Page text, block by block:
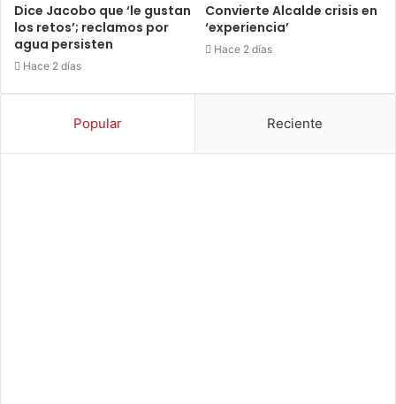
Dice Jacobo que ‘le gustan
los retos’; reclamos por
agua persisten
Hace 2 días
Convierte Alcalde crisis en
‘experiencia’
Hace 2 días
Popular Reciente